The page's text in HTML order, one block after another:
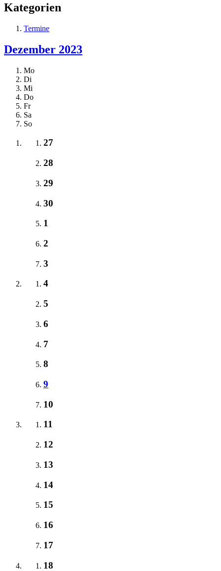
Kategorien
Termine
Dezember 2023
Mo
Di
Mi
Do
Fr
Sa
So
27
28
29
30
1
2
3
4
5
6
7
8
9
10
11
12
13
14
15
16
17
18